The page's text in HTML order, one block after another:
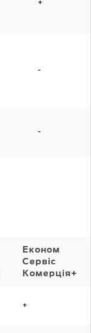
+
-
-
Економ
Сервіс
Комерція+
+